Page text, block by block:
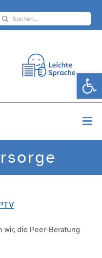
Search
wir, die Peer-Beratung